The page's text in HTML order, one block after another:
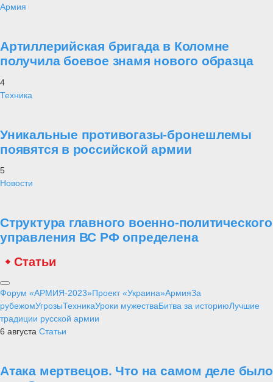
Армия
Артиллерийская бригада в Коломне
получила боевое знамя нового образца
4
Техника
Уникальные противогазы-бронешлемы
появятся в российской армии
5
Новости
Структура главного военно-политического
управления ВС РФ определена
Статьи
Форум «АРМИЯ-2023»Проект «Украина»АрмияЗа
рубежомУгрозыТехникаУроки мужестваБитва за историюЛучшие
традиции русской армии
6 августа Статьи
Атака мертвецов. Что на самом деле было